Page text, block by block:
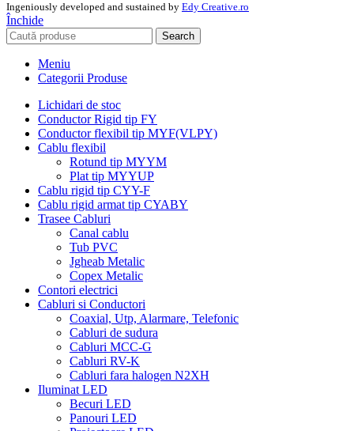
Ingeniously developed and sustained by Edy Creative.ro
Închide
Search
Meniu
Categorii Produse
Lichidari de stoc
Conductor Rigid tip FY
Conductor flexibil tip MYF(VLPY)
Cablu flexibil
Rotund tip MYYM
Plat tip MYYUP
Cablu rigid tip CYY-F
Cablu rigid armat tip CYABY
Trasee Cabluri
Canal cablu
Tub PVC
Jgheab Metalic
Copex Metalic
Contori electrici
Cabluri si Conductori
Coaxial, Utp, Alarmare, Telefonic
Cabluri de sudura
Cabluri MCC-G
Cabluri RV-K
Cabluri fara halogen N2XH
Iluminat LED
Becuri LED
Panouri LED